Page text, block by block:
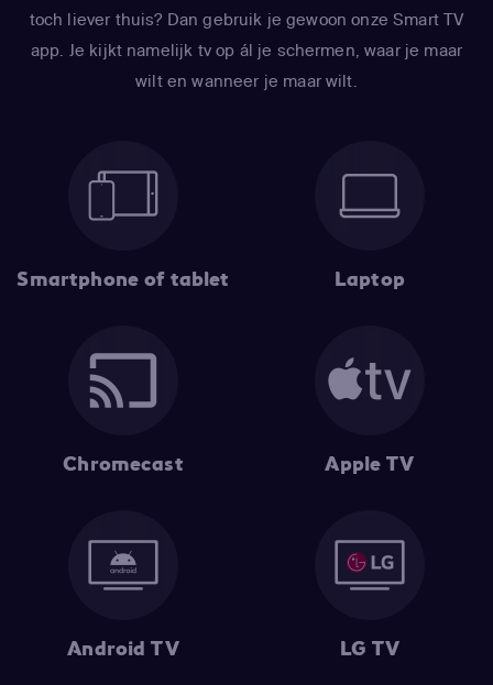
toch liever thuis? Dan gebruik je gewoon onze Smart TV
app. Je kijkt namelijk tv op ál je schermen, waar je maar
wilt en wanneer je maar wilt.
Smartphone of tablet Laptop
Chromecast Apple TV
Android TV LG TV